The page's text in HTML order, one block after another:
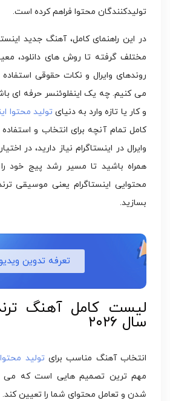
تولیدکنندگان محتوا فراهم کرده است.
در این راهنمای کامل، آهنگ جدید
مختلف گرفته تا روش های دانلود،
روندهای وایرال و نکات حقوقی
می کنیم. چه یک اینفلوئنسر حرفه ای
و کار یا تازه وارد به دنیایتولید محتوا
کامل تمام آنچه برای انتخاب و
وایرال در اینستاگرام نیاز دارید، در
همراه باشید تا مسیر رشد پیج خود را
محتوایی اینستاگرام یعنی موسیقی
بسازید.
تعرفه تدوین
لیست کامل آهنگ ترند
سال ۲۰۲۶
انتخاب آهنگ مناسب برایتولید
مهم ترین تصمیم هایی است که می
شدن و تعامل محتوای شما را تعیین